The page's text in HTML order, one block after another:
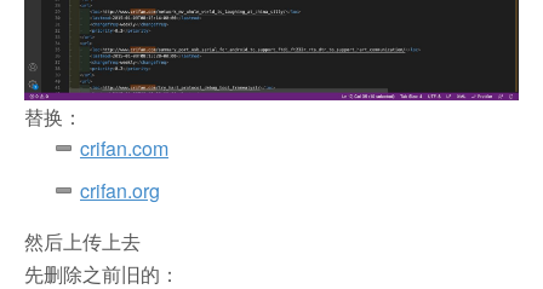
替换：
crifan.com
crifan.org
然后上传上去
先删除之前旧的：